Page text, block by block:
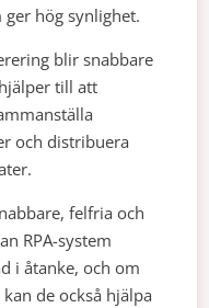
hög synlighet.
blir snabbare
till att
och distribuera
felfria och
RPA-system
i åtanke, och om
de också hjälpa